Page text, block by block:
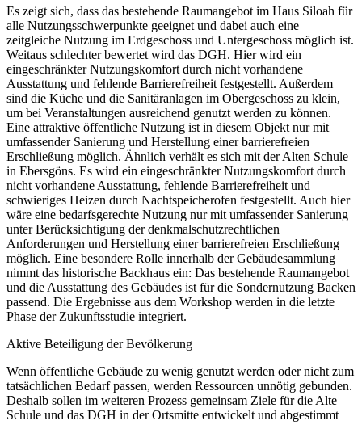
Es zeigt sich, dass das bestehende Raumangebot im Haus Siloah für
alle Nutzungsschwerpunkte geeignet und dabei auch eine
zeitgleiche Nutzung im Erdgeschoss und Untergeschoss möglich ist.
Weitaus schlechter bewertet wird das DGH. Hier wird ein
eingeschränkter Nutzungskomfort durch nicht vorhandene
Ausstattung und fehlende Barrierefreiheit festgestellt. Außerdem
sind die Küche und die Sanitäranlagen im Obergeschoss zu klein,
um bei Veranstaltungen ausreichend genutzt werden zu können.
Eine attraktive öffentliche Nutzung ist in diesem Objekt nur mit
umfassender Sanierung und Herstellung einer barrierefreien
Erschließung möglich. Ähnlich verhält es sich mit der Alten Schule
in Ebersgöns. Es wird ein eingeschränkter Nutzungskomfort durch
nicht vorhandene Ausstattung, fehlende Barrierefreiheit und
schwieriges Heizen durch Nachtspeicherofen festgestellt. Auch hier
wäre eine bedarfsgerechte Nutzung nur mit umfassender Sanierung
unter Berücksichtigung der denkmalschutzrechtlichen
Anforderungen und Herstellung einer barrierefreien Erschließung
möglich. Eine besondere Rolle innerhalb der Gebäudesammlung
nimmt das historische Backhaus ein: Das bestehende Raumangebot
und die Ausstattung des Gebäudes ist für die Sondernutzung Backen
passend. Die Ergebnisse aus dem Workshop werden in die letzte
Phase der Zukunftsstudie integriert.
Aktive Beteiligung der Bevölkerung
Wenn öffentliche Gebäude zu wenig genutzt werden oder nicht zum
tatsächlichen Bedarf passen, werden Ressourcen unnötig gebunden.
Deshalb sollen im weiteren Prozess gemeinsam Ziele für die Alte
Schule und das DGH in der Ortsmitte entwickelt und abgestimmt